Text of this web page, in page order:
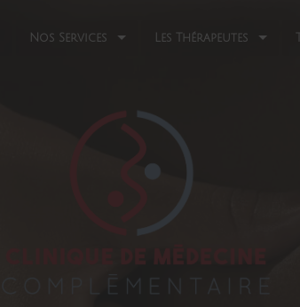
Nos Services Les Thérapeutes